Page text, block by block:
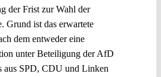
der Frist zur Wahl der
Grund ist das erwartete
dem entweder eine
unter Beteiligung der AfD
aus SPD, CDU und Linken